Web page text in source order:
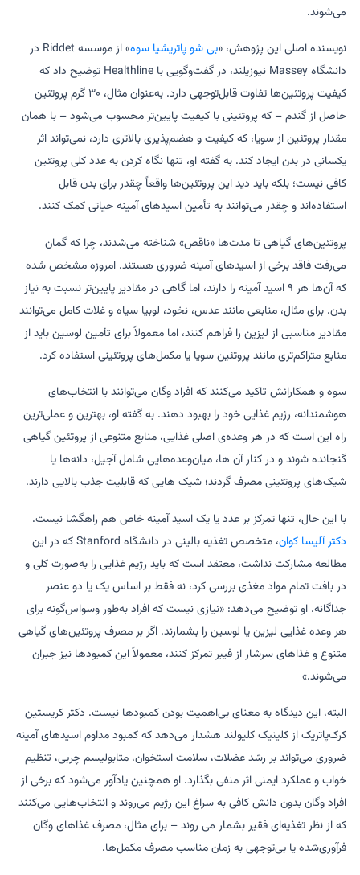
می‌شوند.
نویسنده اصلی این پژوهش، «بی شو پاتریشیا سوه
» از موسسه Riddet در
دانشگاه Massey نیوزیلند، در گفت‌وگویی با Healthline توضیح داد که
کیفیت پروتئین‌ها تفاوت قابل‌توجهی دارد. به‌عنوان مثال، ۳۰ گرم پروتئین
حاصل از گندم – که پروتئینی با کیفیت پایین‌تر محسوب می‌شود – با همان
مقدار پروتئین از سویا، که کیفیت و هضم‌پذیری بالاتری دارد، نمی‌تواند اثر
یکسانی در بدن ایجاد کند. به گفته او، تنها نگاه کردن به عدد کلی پروتئین
کافی نیست؛ بلکه باید دید این پروتئین‌ها واقعاً چقدر برای بدن قابل
استفاده‌اند و چقدر می‌توانند به تأمین اسیدهای آمینه حیاتی کمک کنند.
پروتئین‌های گیاهی تا مدت‌ها «ناقص» شناخته می‌شدند، چرا که گمان
می‌رفت فاقد برخی از اسیدهای آمینه ضروری هستند. امروزه مشخص شده
که آن‌ها هر ۹ اسید آمینه را دارند، اما گاهی در مقادیر پایین‌تر نسبت به نیاز
بدن. برای مثال، منابعی مانند عدس، نخود، لوبیا سیاه و غلات کامل می‌توانند
مقادیر مناسبی از لیزین را فراهم کنند، اما معمولاً برای تأمین لوسین باید از
منابع متراکم‌تری مانند پروتئین سویا یا مکمل‌های پروتئینی استفاده کرد.
سوه و همکارانش تاکید می‌کنند که افراد وگان می‌توانند با انتخاب‌های
هوشمندانه، رژیم غذایی خود را بهبود دهند. به گفته او، بهترین و عملی‌ترین
راه این است که در هر وعده‌ی اصلی غذایی، منابع متنوعی از پروتئین گیاهی
گنجانده شوند و در کنار آن ها، میان‌وعده‌هایی شامل آجیل، دانه‌ها یا
شیک‌های پروتئینی مصرف گردند؛ شیک هایی که قابلیت جذب بالایی دارند.
با این حال، تنها تمرکز بر عدد یا یک اسید آمینه خاص هم راهگشا نیست.
دکتر آلیسا کوان
، متخصص تغذیه بالینی در دانشگاه Stanford که در این
مطالعه مشارکت نداشت، معتقد است که باید رژیم غذایی را به‌صورت کلی و
در بافت تمام مواد مغذی بررسی کرد، نه فقط بر اساس یک یا دو عنصر
جداگانه. او توضیح می‌دهد: «نیازی نیست که افراد به‌طور وسواس‌گونه برای
هر وعده غذایی لیزین یا لوسین را بشمارند. اگر بر مصرف پروتئین‌های گیاهی
متنوع و غذاهای سرشار از فیبر تمرکز کنند، معمولاً این کمبودها نیز جبران
می‌شوند.»
البته، این دیدگاه به معنای بی‌اهمیت بودن کمبودها نیست. دکتر کریستین
کرک‌پاتریک از کلینیک کلیولند هشدار می‌دهد که کمبود مداوم اسیدهای آمینه
ضروری می‌تواند بر رشد عضلات، سلامت استخوان، متابولیسم چربی، تنظیم
خواب و عملکرد ایمنی اثر منفی بگذارد. او همچنین یادآور می‌شود که برخی از
افراد وگان بدون دانش کافی به سراغ این رژیم می‌روند و انتخاب‌هایی می‌کنند
که از نظر تغذیه‌ای فقیر بشمار می روند – برای مثال، مصرف غذاهای وگان
فرآوری‌شده یا بی‌توجهی به زمان مناسب مصرف مکمل‌ها.